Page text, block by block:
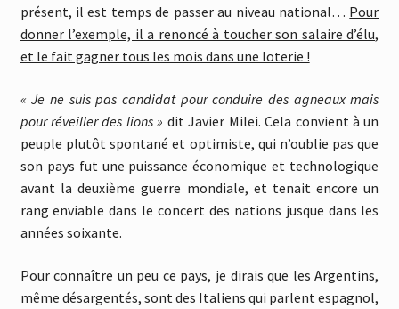
présent, il est temps de passer au niveau national… Pour
donner l’exemple, il a renoncé à toucher son salaire d’élu,
et le fait gagner tous les mois dans une loterie !
« Je ne suis pas candidat pour conduire des agneaux mais
pour réveiller des lions » dit Javier Milei. Cela convient à un
peuple plutôt spontané et optimiste, qui n’oublie pas que
son pays fut une puissance économique et technologique
avant la deuxième guerre mondiale, et tenait encore un
rang enviable dans le concert des nations jusque dans les
années soixante.
Pour connaître un peu ce pays, je dirais que les Argentins,
même désargentés, sont des Italiens qui parlent espagnol,